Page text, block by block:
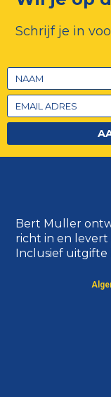
Schrijf je in
Bert Muller
richt in en levert
Inclusief